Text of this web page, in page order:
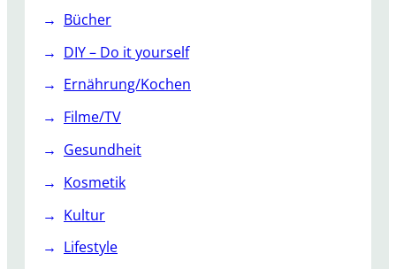
Bücher
DIY – Do it yourself
Ernährung/Kochen
Filme/TV
Gesundheit
Kosmetik
Kultur
Lifestyle